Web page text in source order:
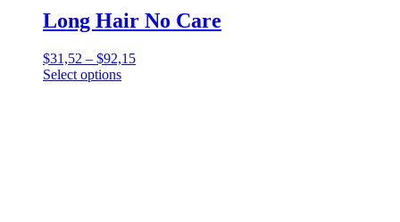
Long Hair No Care
$31,52 – $92,15
Select options